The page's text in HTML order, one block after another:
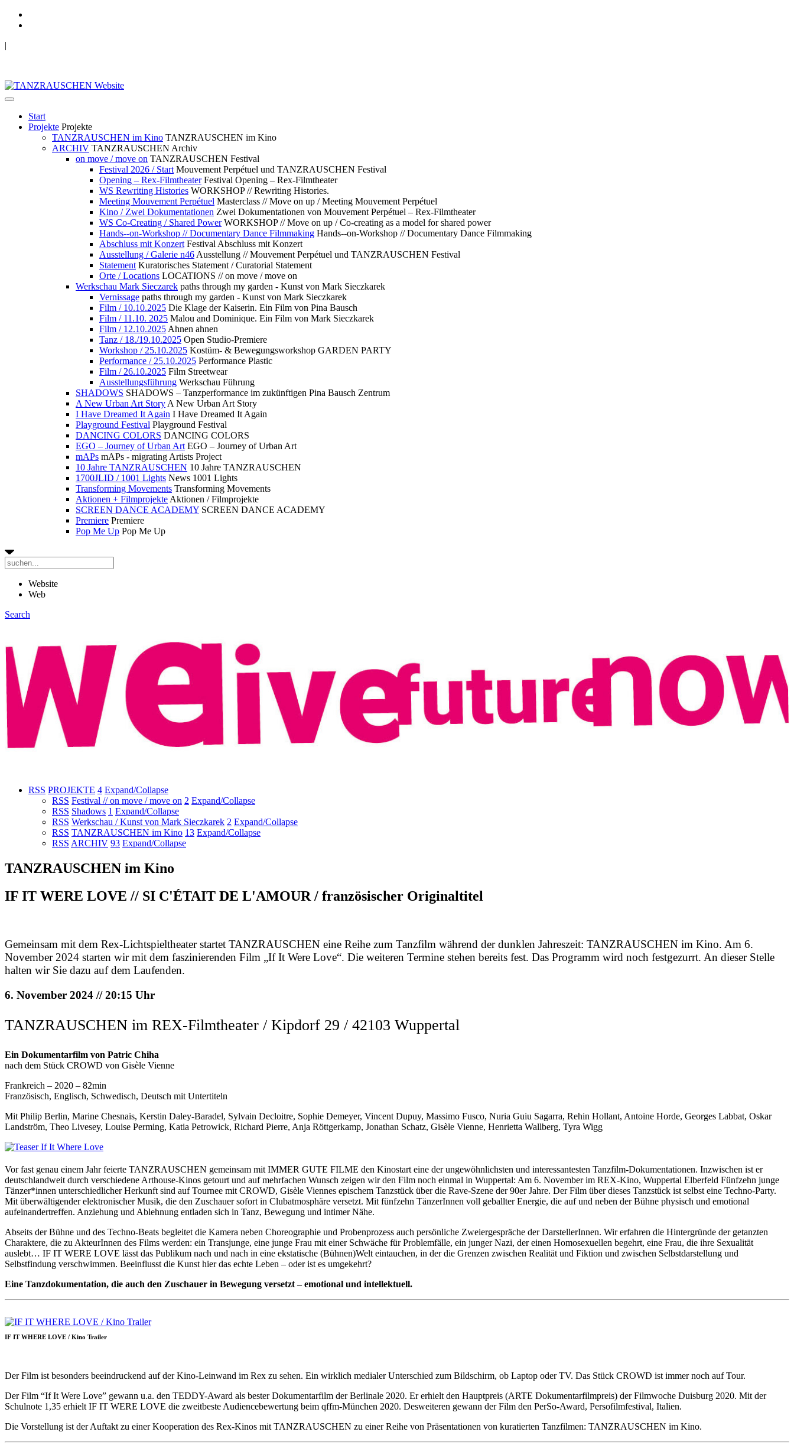
|
Start
Projekte Projekte
TANZRAUSCHEN im Kino TANZRAUSCHEN im Kino
ARCHIV TANZRAUSCHEN Archiv
on move / move on TANZRAUSCHEN Festival
Festival 2026 / Start Mouvement Perpétuel und TANZRAUSCHEN Festival
Opening – Rex-Filmtheater Festival Opening – Rex-Filmtheater
WS Rewriting Histories WORKSHOP // Rewriting Histories.
Meeting Mouvement Perpétuel Masterclass // Move on up / Meeting Mouvement Perpétuel
Kino / Zwei Dokumentationen Zwei Dokumentationen von Mouvement Perpétuel – Rex-Filmtheater
WS Co-Creating / Shared Power WORKSHOP // Move on up / Co-creating as a model for shared power
Hands--on-Workshop // Documentary Dance Filmmaking Hands--on-Workshop // Documentary Dance Filmmaking
Abschluss mit Konzert Festival Abschluss mit Konzert
Ausstellung / Galerie n46 Ausstellung // Mouvement Perpétuel und TANZRAUSCHEN Festival
Statement Kuratorisches Statement / Curatorial Statement
Orte / Locations LOCATIONS // on move / move on
Werkschau Mark Sieczarek paths through my garden - Kunst von Mark Sieczkarek
Vernissage paths through my garden - Kunst von Mark Sieczkarek
Film / 10.10.2025 Die Klage der Kaiserin. Ein Film von Pina Bausch
Film / 11.10. 2025 Malou and Dominique. Ein Film von Mark Sieczkarek
Film / 12.10.2025 Ahnen ahnen
Tanz / 18./19.10.2025 Open Studio-Premiere
Workshop / 25.10.2025 Kostüm- & Bewegungsworkshop GARDEN PARTY
Performance / 25.10.2025 Performance Plastic
Film / 26.10.2025 Film Streetwear
Ausstellungsführung Werkschau Führung
SHADOWS SHADOWS – Tanzperformance im zukünftigen Pina Bausch Zentrum
A New Urban Art Story A New Urban Art Story
I Have Dreamed It Again I Have Dreamed It Again
Playground Festival Playground Festival
DANCING COLORS DANCING COLORS
EGO – Journey of Urban Art EGO – Journey of Urban Art
mAPs mAPs - migrating Artists Project
10 Jahre TANZRAUSCHEN 10 Jahre TANZRAUSCHEN
1700JLID / 1001 Lights News 1001 Lights
Transforming Movements Transforming Movements
Aktionen + Filmprojekte Aktionen / Filmprojekte
SCREEN DANCE ACADEMY SCREEN DANCE ACADEMY
Premiere Premiere
Pop Me Up Pop Me Up
Website
Web
Search
RSS PROJEKTE 4 Expand/Collapse
RSS Festival // on move / move on 2 Expand/Collapse
RSS Shadows 1 Expand/Collapse
RSS Werkschau / Kunst von Mark Sieczkarek 2 Expand/Collapse
RSS TANZRAUSCHEN im Kino 13 Expand/Collapse
RSS ARCHIV 93 Expand/Collapse
TANZRAUSCHEN im Kino
IF IT WERE LOVE // SI C'ÉTAIT DE L'AMOUR / französischer Originaltitel
Gemeinsam mit dem Rex-Lichtspieltheater startet TANZRAUSCHEN eine Reihe zum Tanzfilm während der dunklen Jahreszeit: TANZRAUSCHEN im Kino. Am 6.
November 2024 starten wir mit dem faszinierenden Film „If It Were Love“. Die weiteren Termine stehen bereits fest. Das Programm wird noch festgezurrt. An dieser Stelle
halten wir Sie dazu auf dem Laufenden.
6. November 2024 // 20:15 Uhr
TANZRAUSCHEN im REX-Filmtheater / Kipdorf 29 / 42103 Wuppertal
Ein Dokumentarfilm von Patric Chiha
nach dem Stück CROWD von Gisèle Vienne
Frankreich – 2020 – 82min
Französisch, Englisch, Schwedisch, Deutsch mit Untertiteln
Mit Philip Berlin, Marine Chesnais, Kerstin Daley-Baradel, Sylvain Decloitre, Sophie Demeyer, Vincent Dupuy, Massimo Fusco, Nuria Guiu Sagarra, Rehin Hollant, Antoine Horde, Georges Labbat, Oskar
Landström, Theo Livesey, Louise Perming, Katia Petrowick, Richard Pierre, Anja Röttgerkamp, Jonathan Schatz, Gisèle Vienne, Henrietta Wallberg, Tyra Wigg
Vor fast genau einem Jahr feierte TANZRAUSCHEN gemeinsam mit IMMER GUTE FILME den Kinostart eine der ungewöhnlichsten und interessantesten Tanzfilm-Dokumentationen. Inzwischen ist er
deutschlandweit durch verschiedene Arthouse-Kinos getourt und auf mehrfachen Wunsch zeigen wir den Film noch einmal in Wuppertal: Am 6. November im REX-Kino, Wuppertal Elberfeld Fünfzehn junge
Tänzer*innen unterschiedlicher Herkunft sind auf Tournee mit CROWD, Gisèle Viennes epischem Tanzstück über die Rave-Szene der 90er Jahre. Der Film über dieses Tanzstück ist selbst eine Techno-Party.
Mit überwältigender elektronischer Musik, die den Zuschauer sofort in Clubatmosphäre versetzt. Mit fünfzehn TänzerInnen voll geballter Energie, die auf und neben der Bühne physisch und emotional
aufeinandertreffen. Anziehung und Ablehnung entladen sich in Tanz, Bewegung und intimer Nähe.
Abseits der Bühne und des Techno-Beats begleitet die Kamera neben Choreographie und Probenprozess auch persönliche Zweiergespräche der DarstellerInnen. Wir erfahren die Hintergründe der getanzten
Charaktere, die zu AkteurInnen des Films werden: ein Transjunge, eine junge Frau mit einer Schwäche für Problemfälle, ein junger Nazi, der einen Homosexuellen begehrt, eine Frau, die ihre Sexualität
auslebt… IF IT WERE LOVE lässt das Publikum nach und nach in eine ekstatische (Bühnen)Welt eintauchen, in der die Grenzen zwischen Realität und Fiktion und zwischen Selbstdarstellung und
Selbstfindung verschwimmen. Beeinflusst die Kunst hier das echte Leben – oder ist es umgekehrt?
Eine Tanzdokumentation, die auch den Zuschauer in Bewegung versetzt – emotional und intellektuell.
IF IT WHERE LOVE / Kino Trailer
Der Film ist besonders beeindruckend auf der Kino-Leinwand im Rex zu sehen. Ein wirklich medialer Unterschied zum Bildschirm, ob Laptop oder TV. Das Stück CROWD ist immer noch auf Tour.
Der Film “If It Were Love” gewann u.a. den TEDDY-Award als bester Dokumentarfilm der Berlinale 2020. Er erhielt den Hauptpreis (ARTE Dokumentarfilmpreis) der Filmwoche Duisburg 2020. Mit der
Schulnote 1,35 erhielt IF IT WERE LOVE die zweitbeste Audiencebewertung beim qffm-München 2020. Desweiteren gewann der Film den PerSo-Award, Persofilmfestival, Italien.
Die Vorstellung ist der Auftakt zu einer Kooperation des Rex-Kinos mit TANZRAUSCHEN zu einer Reihe von Präsentationen von kuratierten Tanzfilmen: TANZRAUSCHEN im Kino.